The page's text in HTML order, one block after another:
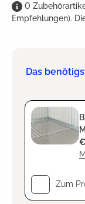
0
Empfehlungen).
Das
Zum